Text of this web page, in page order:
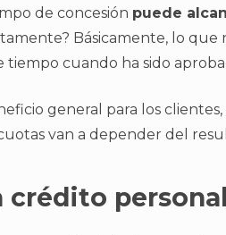
de concesión puede
Básicamente, lo que
cuando ha sido
general para los
van a depender del
crédito